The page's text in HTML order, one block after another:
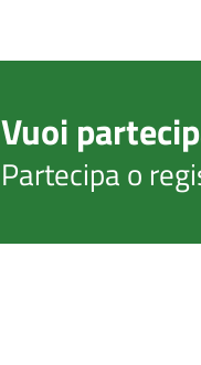
Vuoi
Partecipa o